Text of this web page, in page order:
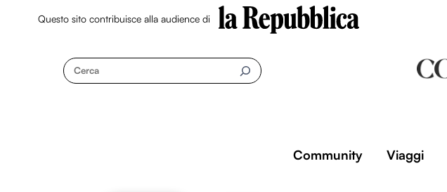
Questo sito contribuisce alla audience di
Cerca
Community Viaggi